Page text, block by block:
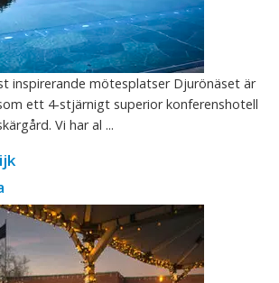
inspirerande mötesplatser Djurönäset är
ett 4-stjärnigt superior konferenshotell
Vi har al ...